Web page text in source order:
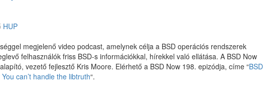
HUP
megjelenő video podcast, amelynek célja a BSD operációs rendszerek
felhasználók friss BSD-s információkkal, hírekkel való ellátása. A BSD Now
vezető fejlesztő Kris Moore. Elérhető a BSD Now 198. epizódja, címe “BSD
can’t handle the libtruth“.